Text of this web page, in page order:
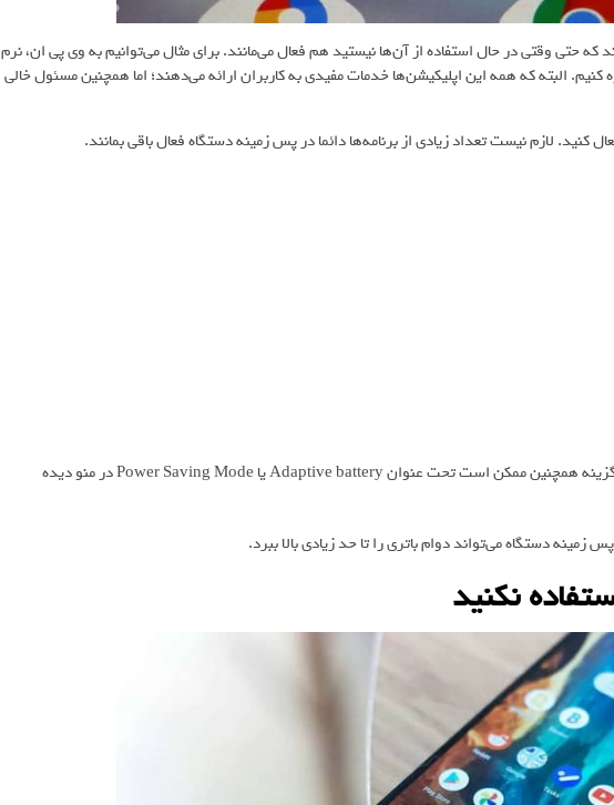
حتی وقتی در حال استفاده از آن‌ها نیستید هم فعال می‌مانند. برای مثال می‌توانیم به وی پی ان، نرم
البته که همه این اپلیکیشن‌ها خدمات مفیدی به کاربران ارائه می‌دهند؛ اما همچنین مسئول خالی
کنید. لازم نیست تعداد زیادی از برنامه‌ها دائما در پس زمینه دستگاه فعال باقی بمانند.
حالا امکان Battery Optimization را فعال کنید. این گزینه همچنین ممکن است تحت عنوان Adaptive battery یا Power Saving Mode در منو دیده
دستگاه می‌تواند دوام باتری را تا حد زیادی بالا ببرد.
نکنید